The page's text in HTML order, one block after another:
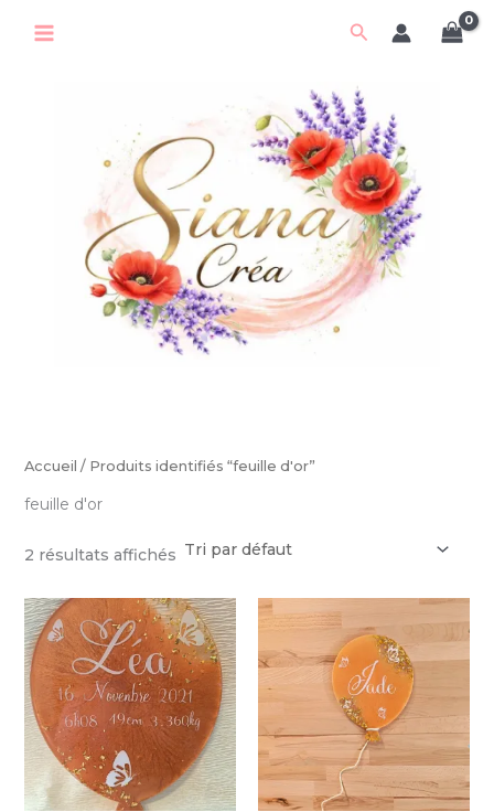
Rechercher
Accueil / Produits identifiés “feuille d'or”
feuille d'or
2 résultats affichés